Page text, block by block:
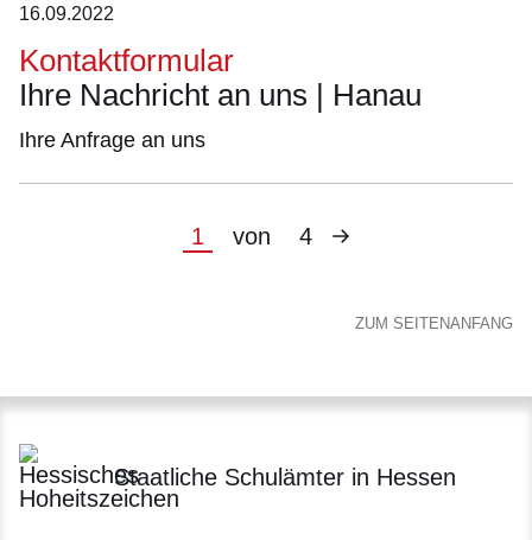
16.09.2022
Kontaktformular
Ihre Nachricht an uns | Hanau
Ihre Anfrage an uns
Aktuelle
1 von 4
Nächste
ZUM SEITENANFANG
Staatliche Schulämter in Hessen